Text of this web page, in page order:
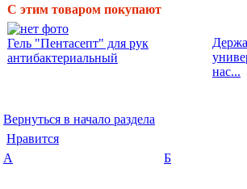
С этим товаром покупают
Гель "Пентасепт" для рук
антибактериальный
нас...
Вернуться в начало раздела
Нравится
А
Б